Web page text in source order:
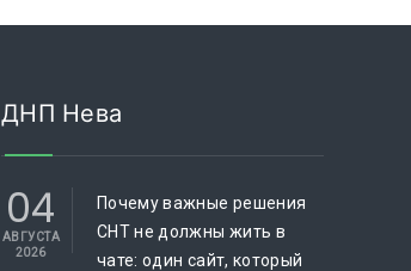
ДНП Нева
04
АВГУСТА
2026
Почему важные решения
СНТ не должны жить в
чате: один сайт, который